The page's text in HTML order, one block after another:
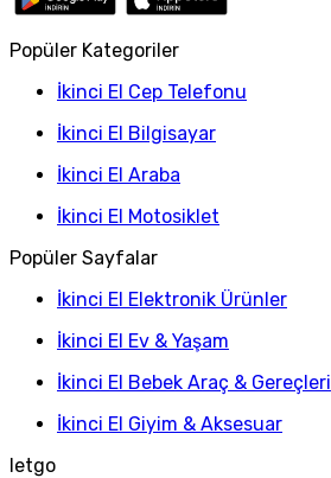
Popüler Kategoriler
İkinci El Cep Telefonu
İkinci El Bilgisayar
İkinci El Araba
İkinci El Motosiklet
Popüler Sayfalar
İkinci El Elektronik Ürünler
İkinci El Ev & Yaşam
İkinci El Bebek Araç & Gereçleri
İkinci El Giyim & Aksesuar
letgo